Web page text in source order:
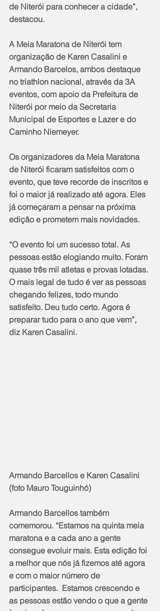
de Niterói para conhecer a cidade”,
destacou.
A Meia Maratona de Niterói tem
organização de Karen Casalini e
Armando Barcelos, ambos destaque
no triathlon nacional, através da 3A
eventos, com apoio da Prefeitura de
Niterói por meio da Secretaria
Municipal de Esportes e Lazer e do
Caminho Niemeyer.
Os organizadores da Meia Maratona
de Niterói ficaram satisfeitos com o
evento, que teve recorde de inscritos e
foi o maior já realizado até agora. Eles
já começaram a pensar na próxima
edição e prometem mais novidades.
“O evento foi um sucesso total. As
pessoas estão elogiando muito. Foram
quase três mil atletas e provas lotadas.
O mais legal de tudo é ver as pessoas
chegando felizes, todo mundo
satisfeito. Deu tudo certo. Agora é
preparar tudo para o ano que vem”,
diz Karen Casalini.
Armando Barcellos e Karen Casalini
(foto Mauro Touguinhó)
Armando Barcellos também
comemorou. “Estamos na quinta meia
maratona e a cada ano a gente
consegue evoluir mais. Esta edição foi
a melhor que nós já fizemos até agora
e com o maior número de
participantes.  Estamos crescendo e
as pessoas estão vendo o que a gente